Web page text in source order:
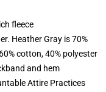
fleece
Heather Gray is 70%
cotton, 40% polyester
and hem
Attire Practices